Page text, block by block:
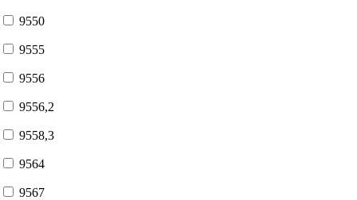
9550
9555
9556
9556,2
9558,3
9564
9567